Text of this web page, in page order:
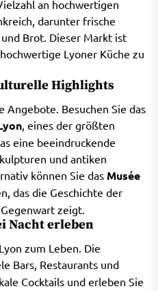
an hochwertigen
darunter frische
Brot. Dieser Markt ist
Lyoner Küche zu
Highlights
Angebote. Besuchen Sie das
, eines der größten
eine beeindruckende
und antiken
können Sie das Musée
das die Geschichte der
zeigt.
Nacht erleben
zum Leben. Die
Bars, Restaurants und
Cocktails und erleben Sie